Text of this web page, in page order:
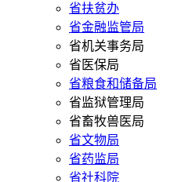
省扶贫办
省金融监管局
省机关事务局
省医保局
省粮食和储备局
省监狱管理局
省畜牧兽医局
省文物局
省药监局
省社科院